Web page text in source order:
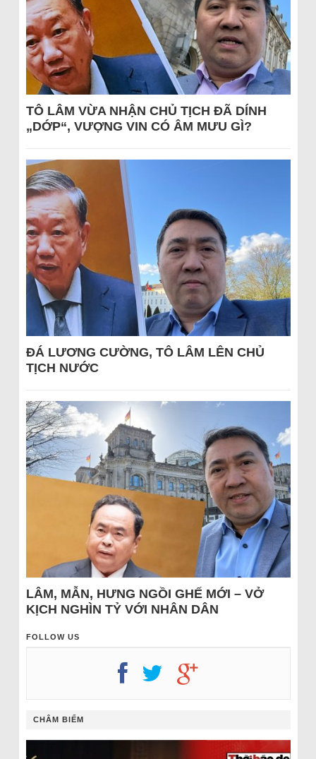
TÔ LÂM VỪA NHẬN CHỦ TỊCH ĐÃ DÍNH
„DỚP“, VƯỢNG VIN CÓ ÂM MƯU GÌ?
ĐÁ LƯƠNG CƯỜNG, TÔ LÂM LÊN CHỦ
TỊCH NƯỚC
LÂM, MẪN, HƯNG NGỒI GHẾ MỚI – VỞ
KỊCH NGHÌN TỶ VỚI NHÂN DÂN
FOLLOW US
CHÂM BIẾM